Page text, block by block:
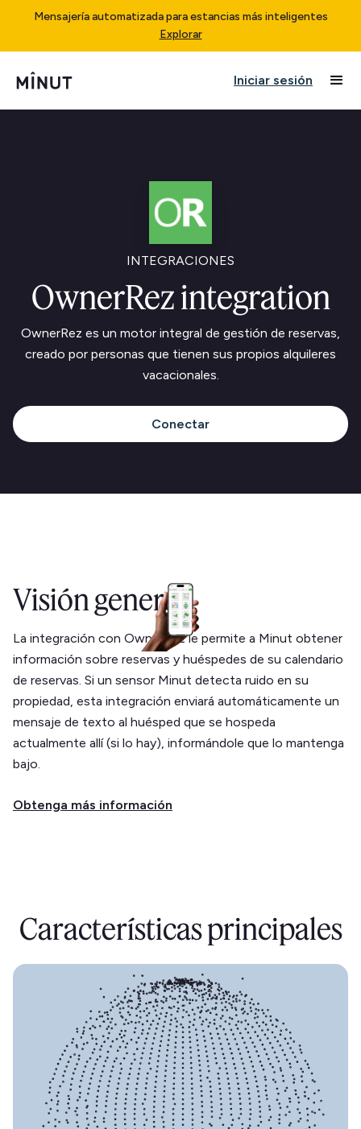
Mensajería automatizada para estancias más inteligentes
Explorar
Iniciar sesión
INTEGRACIONES
OwnerRez integration
OwnerRez es un motor integral de gestión de reservas,
creado por personas que tienen sus propios alquileres
vacacionales.
Conectar
Visión general
La integración con OwnerRez le permite a Minut obtener
información sobre reservas y huéspedes de su calendario
de reservas. Si un sensor Minut detecta ruido en su
propiedad, esta integración enviará automáticamente un
mensaje de texto al huésped que se hospeda
actualmente allí (si lo hay), informándole que lo mantenga
bajo.
Obtenga más información
Características principales